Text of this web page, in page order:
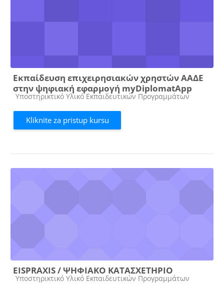
Εκπαίδευση επιχειρησιακών χρηστών ΑΑΔΕ
στην ψηφιακή εφαρμογή myDiplomatApp
Kategorija kursa
Υποστηρικτικό Υλικό Εκπαιδευτικών Προγραμμάτων
Kliknite za pristup kursu
EISPRAXIS / ΨΗΦΙΑΚΟ ΚΑΤΑΣΧΕΤΗΡΙΟ
Kategorija kursa
Υποστηρικτικό Υλικό Εκπαιδευτικών Προγραμμάτων